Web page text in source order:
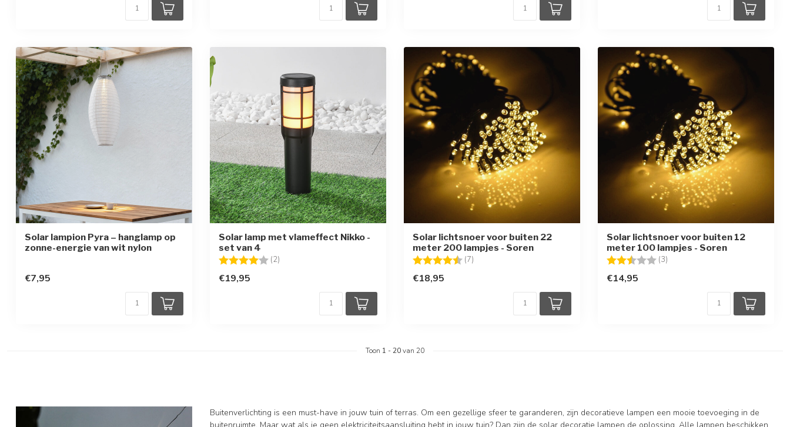
Solar lampion Pyra – hanglamp op
zonne-energie van wit nylon
€7,95
Solar lamp met vlameffect Nikko -
set van 4
Beoordeling: (2)
€19,95
Solar lichtsnoer voor buiten 22
meter 200 lampjes - Soren
Beoordeling: (7)
€18,95
Solar lichtsnoer voor buiten 12
meter 100 lampjes - Soren
Beoordeling: (3)
€14,95
Toon 1 - 20van 20
Buitenverlichting is een must-have in jouw tuin of terras. Om een gezellige sfeer te garanderen, zijn decoratieve lampen een mooie toevoeging in de